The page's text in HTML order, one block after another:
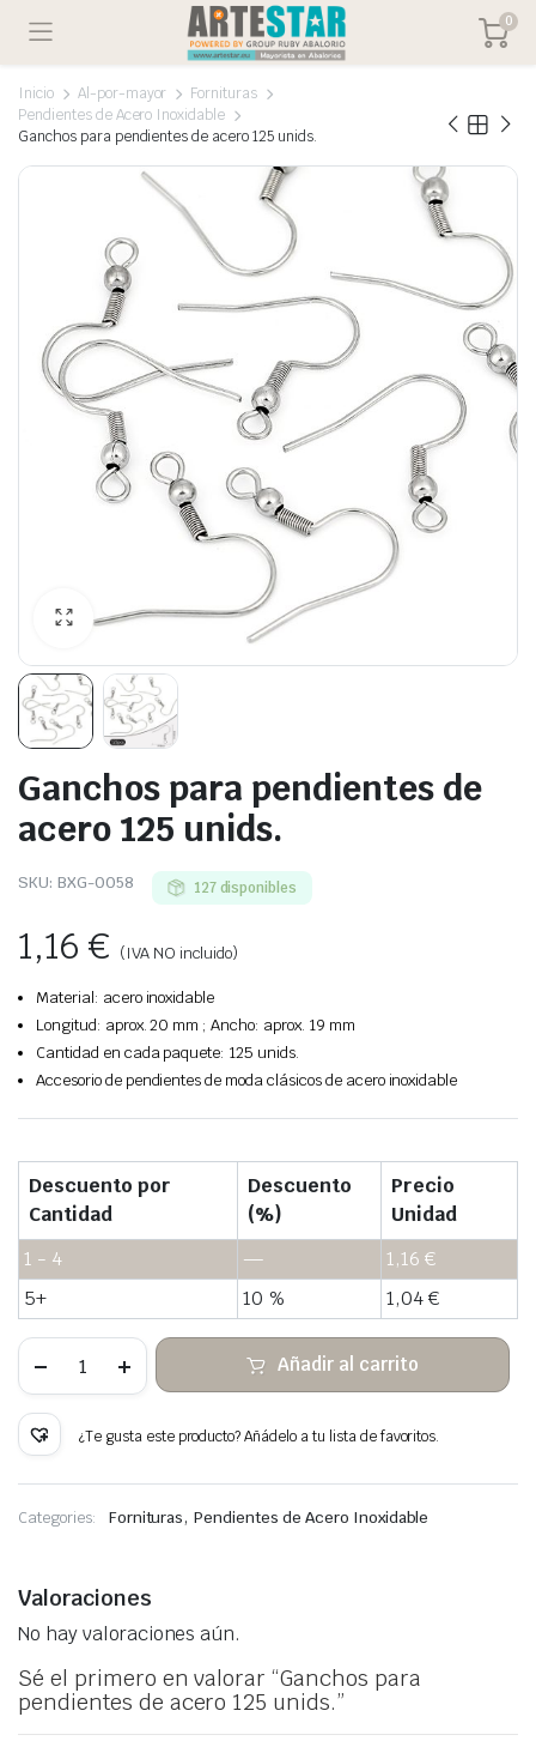
0
Inicio Al-por-mayor
Fornituras
Pendientes de Acero Inoxidable
Ganchos para pendientes de acero 125 unids.
Ganchos para pendientes de
acero 125 unids.
SKU: BXG-0058 127 disponibles
1,16€ (IVA NO incluido)
Material: acero inoxidable
Longitud: aprox. 20 mm ; Ancho: aprox. 19 mm
Cantidad en cada paquete: 125 unids.
Accesorio de pendientes de moda clásicos de acero inoxidable
Descuento por
Cantidad
Descuento
(%)
Precio
Unidad
1 - 4
— 1,16 €
5+
10 % 1,04€
para
pendientes
acero
125
cantidad
Añadir al carrito
¿Te gusta este producto? Añádelo a tu lista de favoritos.
Categories: Fornituras,Pendientes de Acero Inoxidable
Valoraciones
No hay valoraciones aún.
Sé el primero en valorar “Ganchos para
pendientes de acero 125 unids.”